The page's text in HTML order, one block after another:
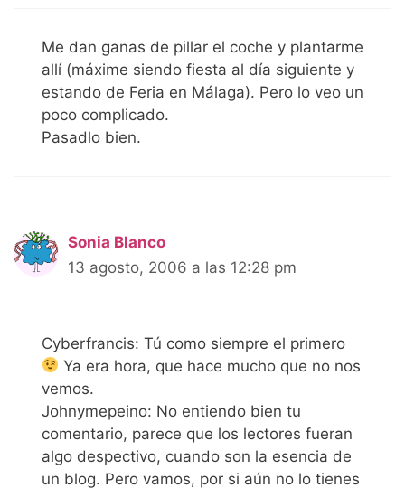
Me dan ganas de pillar el coche y plantarme
allí (máxime siendo fiesta al día siguiente y
estando de Feria en Málaga). Pero lo veo un
poco complicado.
Pasadlo bien.
Sonia Blanco
13 agosto, 2006 a las 12:28 pm
Cyberfrancis: Tú como siempre el primero
Ya era hora, que hace mucho que no nos
vemos.
Johnymepeino: No entiendo bien tu
comentario, parece que los lectores fueran
algo despectivo, cuando son la esencia de
un blog. Pero vamos, por si aún no lo tienes